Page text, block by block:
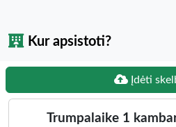
Kur apsistoti?
Įdėti
Trumpalaike 1